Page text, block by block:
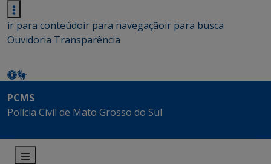
ir para conteúdoir para navegaçãoir para busca
Ouvidoria Transparência
PCMS
Polícia Civil de Mato Grosso do Sul